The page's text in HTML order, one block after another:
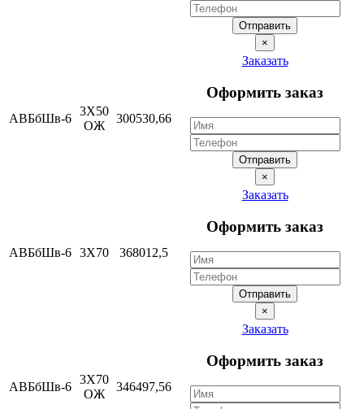
Отправить
×
АВБбШв-6
3Х50
ОЖ
300530,66
Заказать
Оформить заказ
Отправить
×
АВБбШв-6 3Х70 368012,5
Заказать
Оформить заказ
Отправить
×
АВБбШв-6
3Х70
ОЖ
346497,56
Заказать
Оформить заказ